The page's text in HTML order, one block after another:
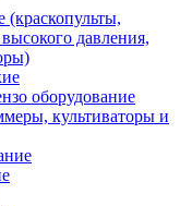
давления,
оборудование
культиваторы и